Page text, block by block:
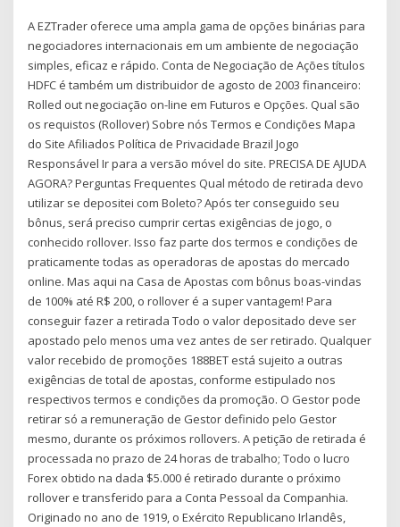
A EZTrader oferece uma ampla gama de opções binárias para
negociadores internacionais em um ambiente de negociação
simples, eficaz e rápido. Conta de Negociação de Ações títulos
HDFC é também um distribuidor de agosto de 2003 financeiro:
Rolled out negociação on-line em Futuros e Opções. Qual são
os requistos (Rollover) Sobre nós Termos e Condições Mapa
do Site Afiliados Política de Privacidade Brazil Jogo
Responsável Ir para a versão móvel do site. PRECISA DE AJUDA
AGORA? Perguntas Frequentes Qual método de retirada devo
utilizar se depositei com Boleto? Após ter conseguido seu
bônus, será preciso cumprir certas exigências de jogo, o
conhecido rollover. Isso faz parte dos termos e condições de
praticamente todas as operadoras de apostas do mercado
online. Mas aqui na Casa de Apostas com bônus boas-vindas
de 100% até R$ 200, o rollover é a super vantagem! Para
conseguir fazer a retirada Todo o valor depositado deve ser
apostado pelo menos uma vez antes de ser retirado. Qualquer
valor recebido de promoções 188BET está sujeito a outras
exigências de total de apostas, conforme estipulado nos
respectivos termos e condições da promoção. O Gestor pode
retirar só a remuneração de Gestor definido pelo Gestor
mesmo, durante os próximos rollovers. A petição de retirada é
processada no prazo de 24 horas de trabalho; Todo o lucro
Forex obtido na dada $5.000 é retirado durante o próximo
rollover e transferido para a Conta Pessoal da Companhia.
Originado no ano de 1919, o Exército Republicano Irlandês,